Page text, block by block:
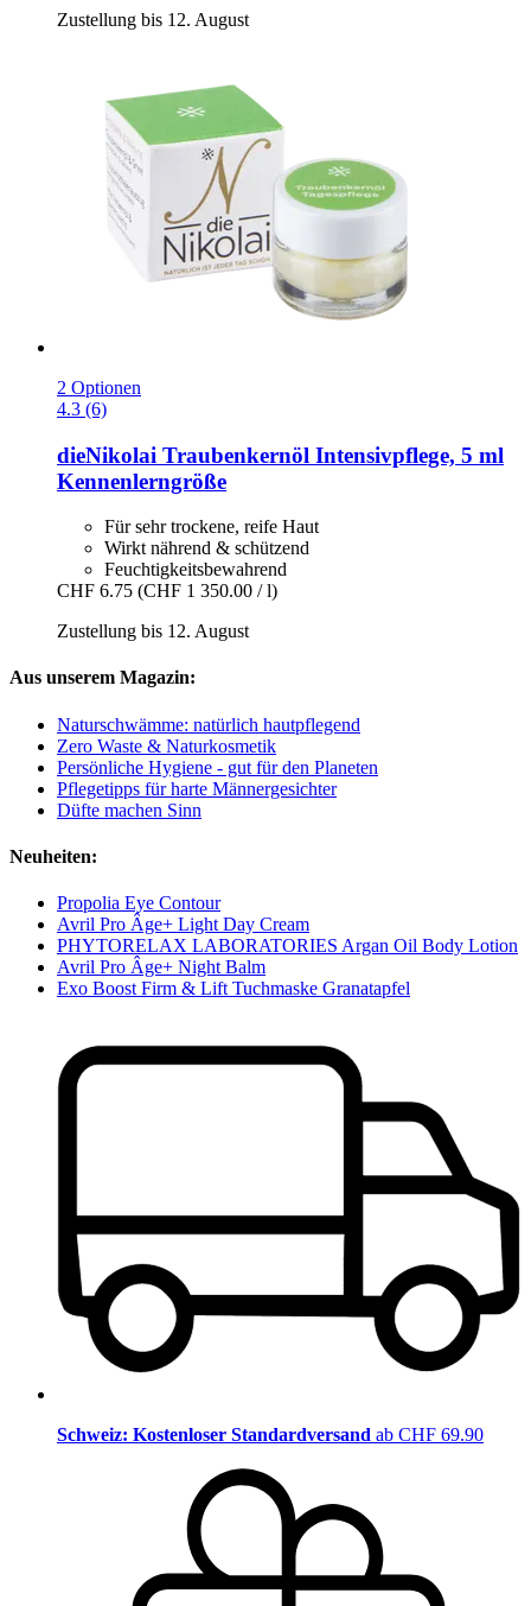
Zustellung bis 12. August
2 Optionen
4.3 (6)
dieNikolai Traubenkernöl Intensivpflege, 5 ml
Kennenlerngröße
Für sehr trockene, reife Haut
Wirkt nährend & schützend
Feuchtigkeitsbewahrend
CHF 6.75 (CHF 1 350.00 / l)
Zustellung bis 12. August
Aus unserem Magazin:
Naturschwämme: natürlich hautpflegend
Zero Waste & Naturkosmetik
Persönliche Hygiene - gut für den Planeten
Pflegetipps für harte Männergesichter
Düfte machen Sinn
Neuheiten:
Propolia Eye Contour
Avril Pro Âge+ Light Day Cream
PHYTORELAX LABORATORIES Argan Oil Body Lotion
Avril Pro Âge+ Night Balm
Exo Boost Firm & Lift Tuchmaske Granatapfel
Schweiz: Kostenloser Standardversand ab CHF 69.90